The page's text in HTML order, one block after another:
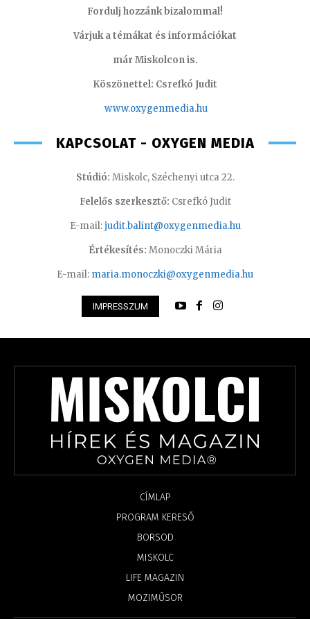
Fordulj hozzánk bizalommal!
Várjuk a témákat és információkat
már Miskolcon is.
Köszönettel: Csrefkó Judit
www.oxygenmedia.hu
KAPCSOLAT - OXYGEN MEDIA
Stúdió: Miskolc, Széchenyi utca 22.
Felelős szerkesztő: Csrefkó Judit
E-mail:judit.balint@oxygenmedia.hu
Értékesítés: Monoczki Mária
E-mail: maria.monoczki@oxygenmedia.hu
IMPRESSZUM
CÍMLAP
PROGRAM KERESŐ
BORSOD
MISKOLC
LIFE MAGAZIN
MOZIMŰSOR